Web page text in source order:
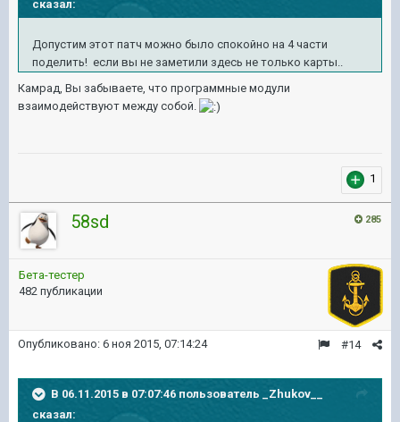
сказал:
Допустим этот патч можно было спокойно на 4 части
поделить! если вы не заметили здесь не только карты..
Камрад, Вы забываете, что программные модули
взаимодействуют между собой.
1
285
58sd
Бета-тестер
482 публикации
#14
Опубликовано: 6 ноя 2015, 07:14:24
В 06.11.2015 в 07:07:46 пользователь _Zhukov__
сказал: